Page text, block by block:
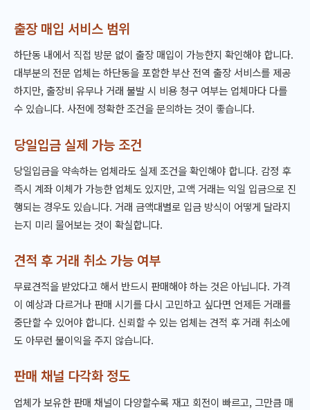
출장 매입 서비스 범위
하단동 내에서 직접 방문 없이 출장 매입이 가능한지 확인해야 합니다.
대부분의 전문 업체는 하단동을 포함한 부산 전역 출장 서비스를 제공
하지만, 출장비 유무나 거래 불발 시 비용 청구 여부는 업체마다 다를
수 있습니다. 사전에 정확한 조건을 문의하는 것이 좋습니다.
당일입금 실제 가능 조건
당일입금을 약속하는 업체라도 실제 조건을 확인해야 합니다. 감정 후
즉시 계좌 이체가 가능한 업체도 있지만, 고액 거래는 익일 입금으로 진
행되는 경우도 있습니다. 거래 금액대별로 입금 방식이 어떻게 달라지
는지 미리 물어보는 것이 확실합니다.
견적 후 거래 취소 가능 여부
무료견적을 받았다고 해서 반드시 판매해야 하는 것은 아닙니다. 가격
이 예상과 다르거나 판매 시기를 다시 고민하고 싶다면 언제든 거래를
중단할 수 있어야 합니다. 신뢰할 수 있는 업체는 견적 후 거래 취소에
도 아무런 불이익을 주지 않습니다.
판매 채널 다각화 정도
업체가 보유한 판매 채널이 다양할수록 재고 회전이 빠르고, 그만큼 매